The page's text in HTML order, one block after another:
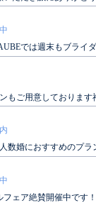
下記の通りご案内..
では週末もブライ
土日もご案内可能でご
もご用意しておりま
ひご検討くださいませ
数婚におすすめのプラ
たい方、必見です♪詳し..
ェア絶賛開催中です